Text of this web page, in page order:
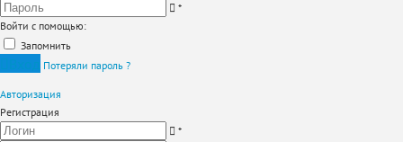
*
Войти с помощью:
Запомнить
Потеряли пароль ?
Авторизация
Регистрация
*